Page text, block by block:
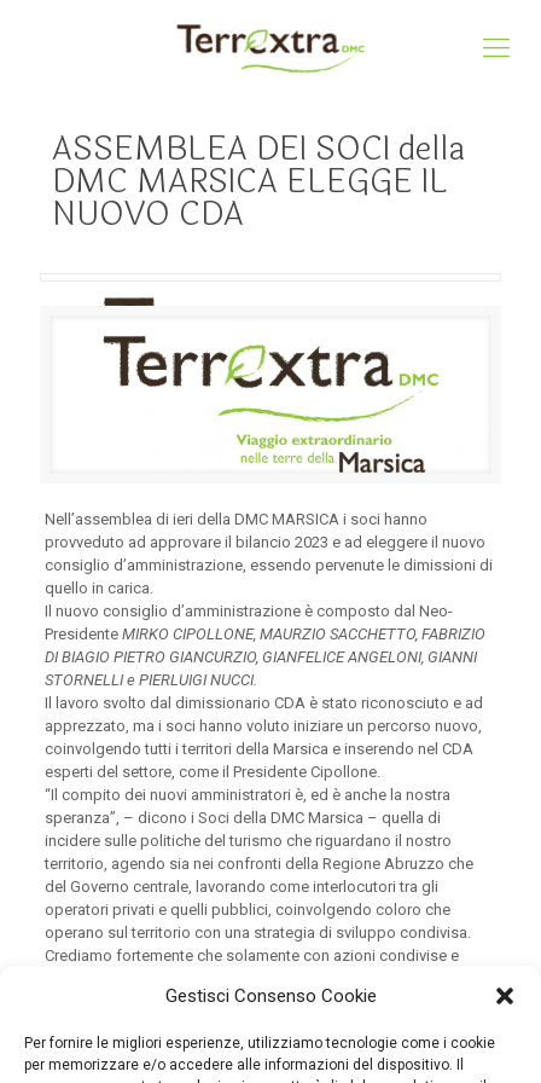
Gestisci Consenso Cookie
Per fornire le migliori esperienze, utilizziamo tecnologie come i cookie
per memorizzare e/o accedere alle informazioni del dispositivo. Il
ASSEMBLEA DEI SOCI della
DMC MARSICA ELEGGE IL
NUOVO CDA
Nell’assemblea di ieri della DMC MARSICA i soci hanno
provveduto ad approvare il bilancio 2023 e ad eleggere il nuovo
consiglio d’amministrazione, essendo pervenute le dimissioni di
quello in carica.
Il nuovo consiglio d’amministrazione è composto dal Neo-
Presidente MIRKO CIPOLLONE, MAURZIO SACCHETTO, FABRIZIO
DI BIAGIO PIETRO GIANCURZIO, GIANFELICE ANGELONI, GIANNI
STORNELLI e PIERLUIGI NUCCI.
Il lavoro svolto dal dimissionario CDA è stato riconosciuto e ad
apprezzato, ma i soci hanno voluto iniziare un percorso nuovo,
coinvolgendo tutti i territori della Marsica e inserendo nel CDA
esperti del settore, come il Presidente Cipollone.
“Il compito dei nuovi amministratori è, ed è anche la nostra
speranza”, – dicono i Soci della DMC Marsica – quella di
incidere sulle politiche del turismo che riguardano il nostro
territorio, agendo sia nei confronti della Regione Abruzzo che
del Governo centrale, lavorando come interlocutori tra gli
operatori privati e quelli pubblici, coinvolgendo coloro che
operano sul territorio con una strategia di sviluppo condivisa.
Crediamo fortemente che solamente con azioni condivise e
marsicano. L’intero territorio attraverso la filiera dei settori
Locali, dovranno sentirsi partecipi del nostro sviluppo turistico e
supportare la DMC al suo coordinamento. Uno dei primi passi